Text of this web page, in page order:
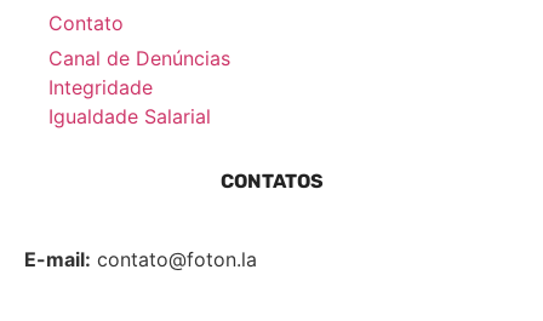
Contato
Canal de Denúncias
Integridade
Igualdade Salarial
CONTATOS
E-mail: contato@foton.la